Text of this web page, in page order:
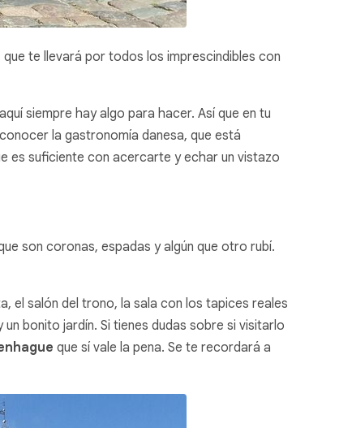
que te llevará por todos los imprescindibles con
siempre hay algo para hacer. Así que en tu
la gastronomía danesa, que está
es suficiente con acercarte y echar un vistazo
son coronas, espadas y algún que otro rubí.
el salón del trono, la sala con los tapices reales
bonito jardín. Si tienes dudas sobre si visitarlo
que sí vale la pena. Se te recordará a